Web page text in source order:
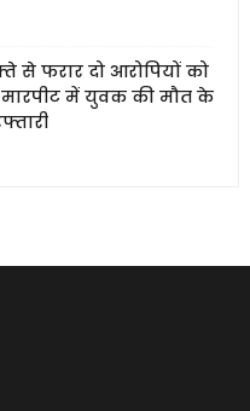
से फरार दो आरोपियों को
में युवक की मौत के